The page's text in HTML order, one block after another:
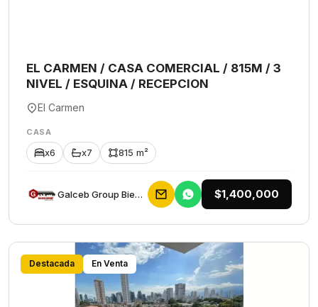
EL CARMEN / CASA COMERCIAL / 815M / 3
NIVEL / ESQUINA / RECEPCION
El Carmen
CASA
x6 x7 815 m²
Galceb Group Bienes Raices $1,400,000
Destacada En Venta